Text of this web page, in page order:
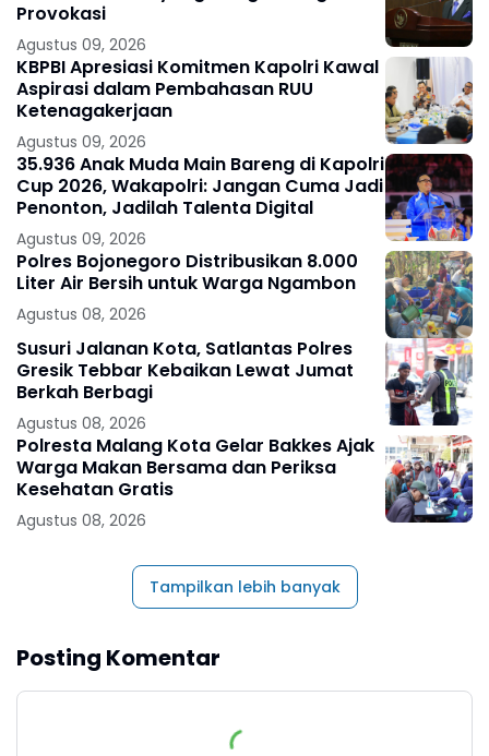
Provokasi
Agustus 09, 2026
KBPBI Apresiasi Komitmen Kapolri Kawal
Aspirasi dalam Pembahasan RUU
Ketenagakerjaan
Agustus 09, 2026
35.936 Anak Muda Main Bareng di Kapolri
Cup 2026, Wakapolri: Jangan Cuma Jadi
Penonton, Jadilah Talenta Digital
Agustus 09, 2026
Polres Bojonegoro Distribusikan 8.000
Liter Air Bersih untuk Warga Ngambon
Agustus 08, 2026
Susuri Jalanan Kota, Satlantas Polres
Gresik Tebbar Kebaikan Lewat Jumat
Berkah Berbagi
Agustus 08, 2026
Polresta Malang Kota Gelar Bakkes Ajak
Warga Makan Bersama dan Periksa
Kesehatan Gratis
Agustus 08, 2026
Tampilkan lebih banyak
Posting Komentar